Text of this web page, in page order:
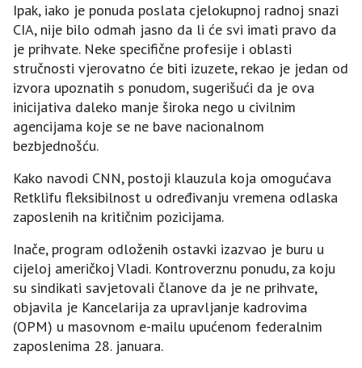
Ipak, iako je ponuda poslata cjelokupnoj radnoj snazi
CIA, nije bilo odmah jasno da li će svi imati pravo da
je prihvate. Neke specifične profesije i oblasti
stručnosti vjerovatno će biti izuzete, rekao je jedan od
izvora upoznatih s ponudom, sugerišući da je ova
inicijativa daleko manje široka nego u civilnim
agencijama koje se ne bave nacionalnom
bezbjednošću.
Kako navodi CNN, postoji klauzula koja omogućava
Retklifu fleksibilnost u određivanju vremena odlaska
zaposlenih na kritičnim pozicijama.
Inače, program odloženih ostavki izazvao je buru u
cijeloj američkoj Vladi. Kontroverznu ponudu, za koju
su sindikati savjetovali članove da je ne prihvate,
objavila je Kancelarija za upravljanje kadrovima
(OPM) u masovnom e-mailu upućenom federalnim
zaposlenima 28. januara.